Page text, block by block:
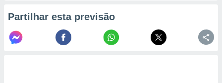
Partilhar esta previsão